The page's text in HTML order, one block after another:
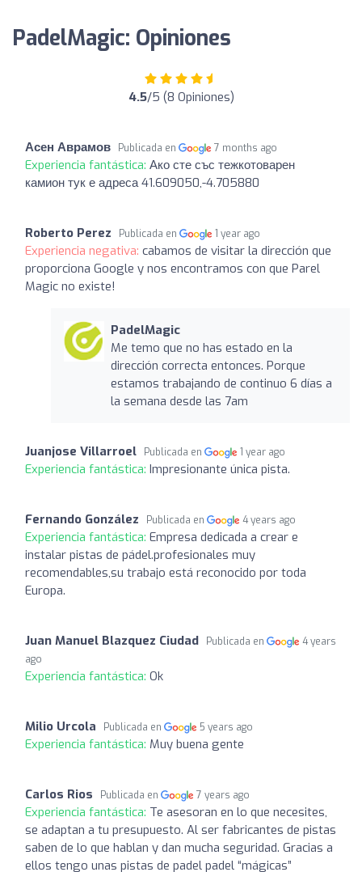
PadelMagic: Opiniones
4.5/5 (8 Opiniones)
Асен Аврамов Publicada en 7 months ago
Experiencia fantástica: Ако сте със тежкотоварен
камион тук е адреса 41.609050,-4.705880
Roberto Perez Publicada en 1 year ago
Experiencia negativa: cabamos de visitar la dirección que
proporciona Google y nos encontramos con que Parel
Magic no existe!
PadelMagic
Me temo que no has estado en la
dirección correcta entonces. Porque
estamos trabajando de continuo 6 días a
la semana desde las 7am
Juanjose Villarroel Publicada en 1 year ago
Experiencia fantástica: Impresionante única pista.
Fernando González Publicada en 4 years ago
Experiencia fantástica: Empresa dedicada a crear e
instalar pistas de pádel.profesionales muy
recomendables,su trabajo está reconocido por toda
Europa.
Juan Manuel Blazquez Ciudad Publicada en
4 years
ago
Experiencia fantástica: Ok
Milio Urcola Publicada en 5 years ago
Experiencia fantástica: Muy buena gente
Carlos Rios Publicada en 7 years ago
Experiencia fantástica: Te asesoran en lo que necesites,
se adaptan a tu presupuesto. Al ser fabricantes de pistas
saben de lo que hablan y dan mucha seguridad. Gracias a
ellos tengo unas pistas de padel padel “mágicas”